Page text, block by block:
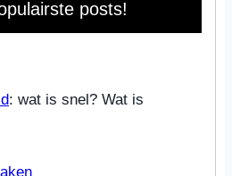
posts!
: wat is snel? Wat is